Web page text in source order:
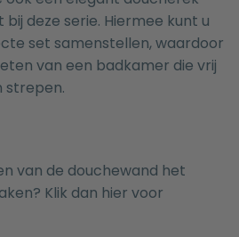
deze serie. Hiermee kunt u
set samenstellen, waardoor
van een badkamer die vrij
strepen.
van de douchewand het
Klik dan hier voor